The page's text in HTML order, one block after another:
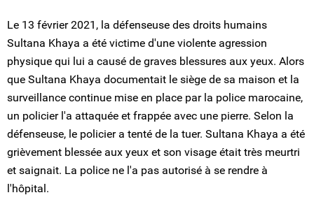
Le 13 février 2021, la défenseuse des droits humains
Sultana Khaya a été victime d'une violente agression
physique qui lui a causé de graves blessures aux yeux. Alors
que Sultana Khaya documentait le siège de sa maison et la
surveillance continue mise en place par la police marocaine,
un policier l'a attaquée et frappée avec une pierre. Selon la
défenseuse, le policier a tenté de la tuer. Sultana Khaya a été
grièvement blessée aux yeux et son visage était très meurtri
et saignait. La police ne l'a pas autorisé à se rendre à
l'hôpital.